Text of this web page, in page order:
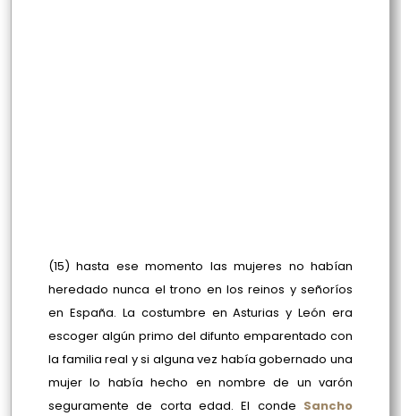
(15) hasta ese momento las mujeres no habían
heredado nunca el trono en los reinos y señoríos
en España. La costumbre en Asturias y León era
escoger algún primo del difunto emparentado con
la familia real y si alguna vez había gobernado una
mujer lo había hecho en nombre de un varón
seguramente de corta edad. El conde Sancho